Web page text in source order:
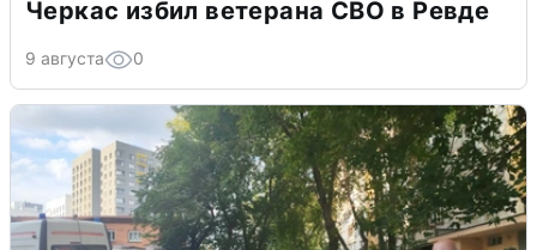
Черкас избил ветерана СВО в Ревде
9 августа 0